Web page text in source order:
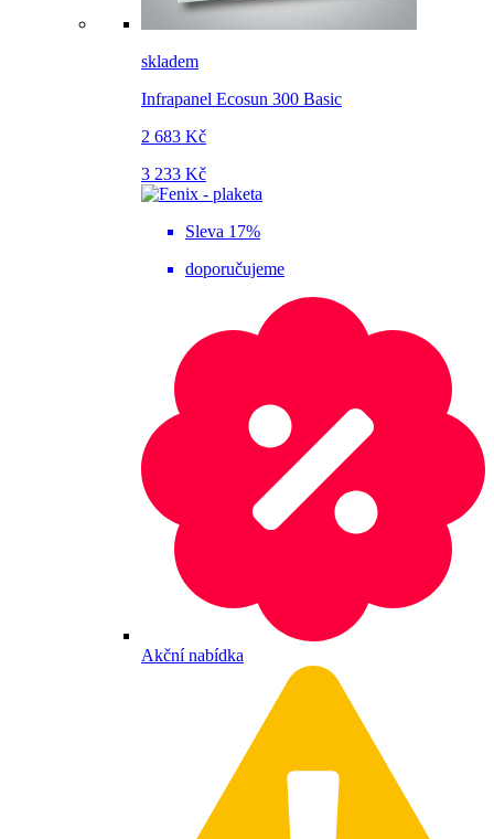
skladem
Infrapanel Ecosun 300 Basic
2 683 Kč
3 233 Kč
Sleva 17%
doporučujeme
Akční nabídka